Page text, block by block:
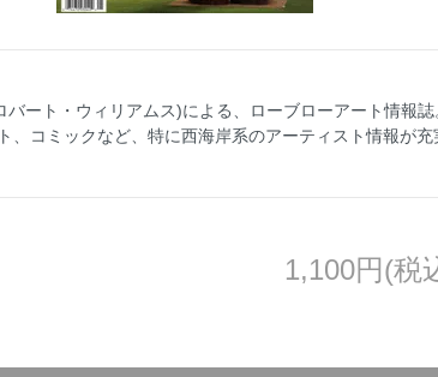
ート・ウィリアムス)による、ローブローアート情報
、コミックなど、特に西海岸系のアーティスト情報が
1,100円(税